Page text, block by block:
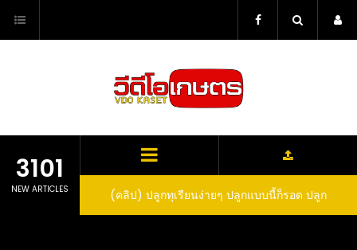
content
3101
NEW ARTICLES
ตรกำจัดเพลี้ย มด
(คลิป) ปลูกทุเรียนง่ายๆ ปลูกแบบนี้ก็รอด ปลูก
ทุเรียนต้นคู่ แบบเสียบยอดและเมล็ด